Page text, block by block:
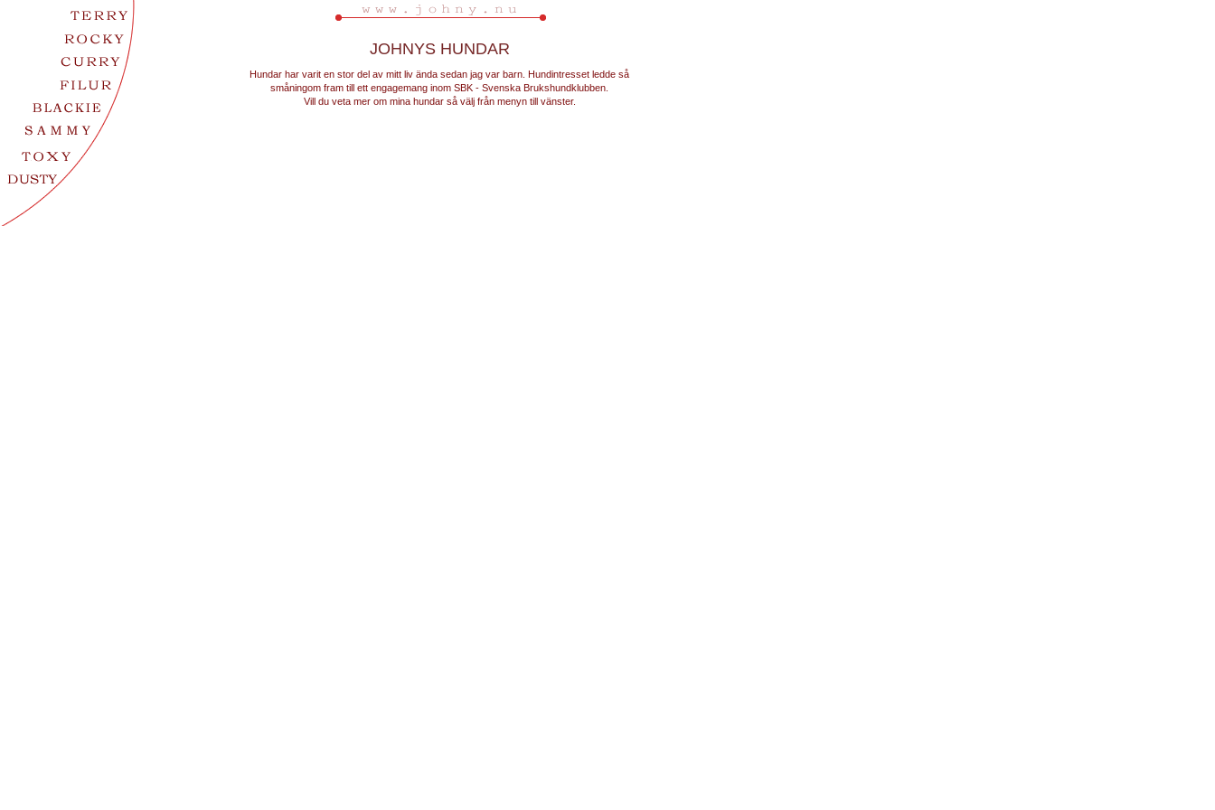
JOHNYS HUNDAR
Hundar har varit en stor del av mitt liv ända sedan jag var barn. Hundintresset ledde så
småningom fram till ett engagemang inom SBK - Svenska Brukshundklubben.
Vill du veta mer om mina hundar så välj från menyn till vänster.